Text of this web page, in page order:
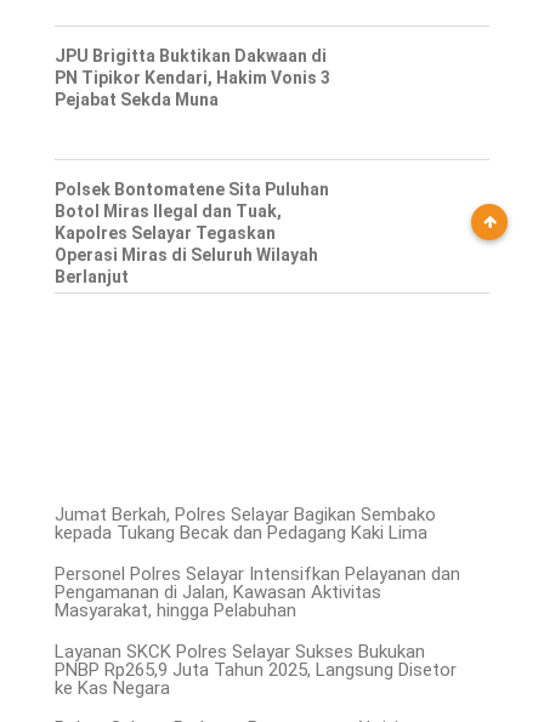
JPU Brigitta Buktikan Dakwaan di
PN Tipikor Kendari, Hakim Vonis 3
Pejabat Sekda Muna
Polsek Bontomatene Sita Puluhan
Botol Miras Ilegal dan Tuak,
Kapolres Selayar Tegaskan
Operasi Miras di Seluruh Wilayah
Berlanjut
Jumat Berkah, Polres Selayar Bagikan Sembako
kepada Tukang Becak dan Pedagang Kaki Lima
Personel Polres Selayar Intensifkan Pelayanan dan
Pengamanan di Jalan, Kawasan Aktivitas
Masyarakat, hingga Pelabuhan
Layanan SKCK Polres Selayar Sukses Bukukan
PNBP Rp265,9 Juta Tahun 2025, Langsung Disetor
ke Kas Negara